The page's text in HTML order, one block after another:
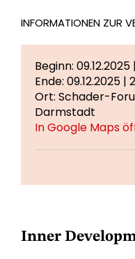
INFORMATIONEN ZUR
Beginn: 09.12.2025
Ende: 09.12.2025 |
Ort: Schader-
Darmstadt
In Google Maps
Inner